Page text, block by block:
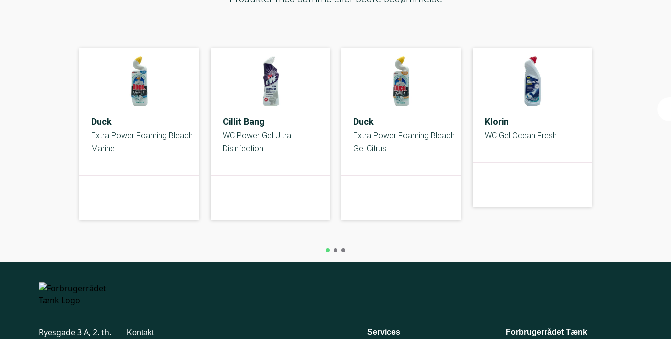
Duck
Extra Power Foaming Bleach
Marine
Cillit Bang
WC Power Gel Ultra
Disinfection
Duck
Extra Power Foaming Bleach
Gel Citrus
Klorin
WC Gel Ocean Fresh
C-kolbe
C-kolbe
Ryesgade 3 A, 2. th.
Kontakt Services Forbrugerrådet Tænk